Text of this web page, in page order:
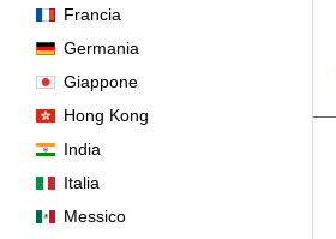
Francia
Germania
Giappone
Hong Kong
India
Italia
Messico